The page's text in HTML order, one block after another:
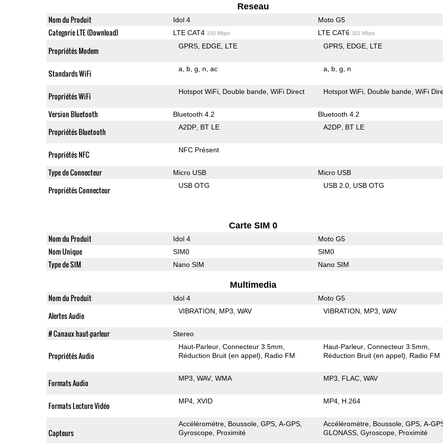
Reseau
Nom du Produit Idol 4 Moto G5
Categorie LTE (Download) LTE CAT4 150 Mbps LTE CAT6 301 Mbps
Propriétés Modem GPRS EDGE LTE GPRS EDGE LTE
Standards WiFi a b g n ac a b g n
Propriétés WiFi Hotspot WiFi Double bande WiFi Direct Hotspot WiFi Double bande WiFi
Version Bluetooth Bluetooth 4.2 Bluetooth 4.2
Propriétés Bluetooth A2DP BT LE A2DP BT LE
Propriétés NFC NFC Présent
Type de Connecteur Micro USB Micro USB
Propriétés Connecteur USB OTG USB 2.0 USB OTG
Carte SIM 0
Nom du Produit Idol 4 Moto G5
Nom Unique SIM0 SIM0
Type de SIM Nano SIM Nano SIM
Multimedia
Nom du Produit Idol 4 Moto G5
Alertes Audio VIBRATION MP3 WAV VIBRATION MP3 WAV
# Canaux haut-parleur Stereo
Propriétés Audio
Haut-Parleur Connecteur 3.5mm
Réduction Bruit (en appel)
Radio FM
Haut-Parleur Connecteur 3.5mm
Réduction Bruit (en appel)
Radio FM
Formats Audio MP3 WAV WMA MP3 FLAC WAV
Formats Lecture Vidéo MP4 XVID MP4 H.264
Capteurs
Accéléromètre Boussole GPS A-GPS
Gyroscope Proximité
Accéléromètre Boussole GPS A-
GLONASS Gyroscope Proximité